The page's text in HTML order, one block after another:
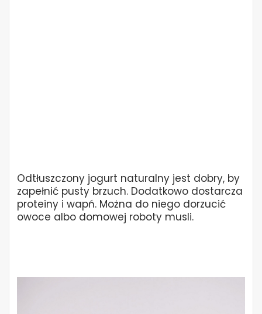
Odtłuszczony jogurt naturalny jest dobry, by
zapełnić pusty brzuch. Dodatkowo dostarcza
proteiny i wapń. Można do niego dorzucić
owoce albo domowej roboty musli.